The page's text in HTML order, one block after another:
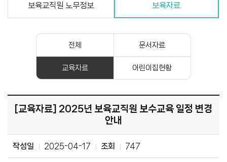
보육교직원 노무정보 보육자료
전체 문서자료
교육자료 어린이집현황
[교육자료] 2025년 보육교직원 보수교육 일정 변경
안내
작성일 2025-04-17 조회 747